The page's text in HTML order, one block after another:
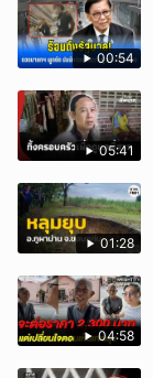
00:54
05:41
01:28
04:58